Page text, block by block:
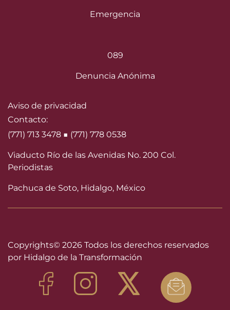
Emergencia
089
Denuncia Anónima
Aviso de privacidad
Contacto:
(771) 713 3478 ■ (771) 778 0538
Viaducto Río de las Avenidas No. 200 Col.
Periodistas
Pachuca de Soto, Hidalgo, México
Copyrights© 2026 Todos los derechos reservados
por Hidalgo de la Transformación